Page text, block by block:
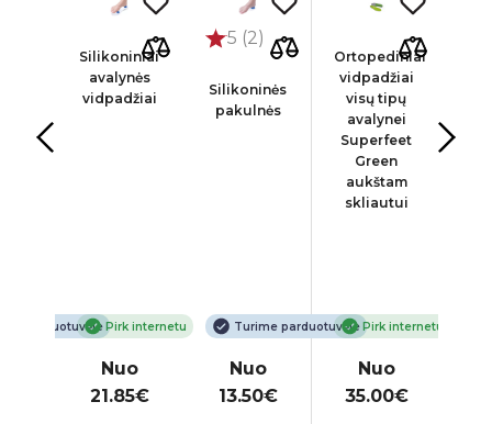
parduotuvėje
Silikoniniai
avalynės
vidpadžiai
Pirk internetu
Nuo
21.85€
5 (2)
Silikoninės
pakulnės
Turime parduotuvėje
Nuo
13.50€
Ortopediniai
vidpadžiai
visų tipų
avalynei
Superfeet
Green
aukštam
skliautui
Pirk internetu
Nuo
35.00€